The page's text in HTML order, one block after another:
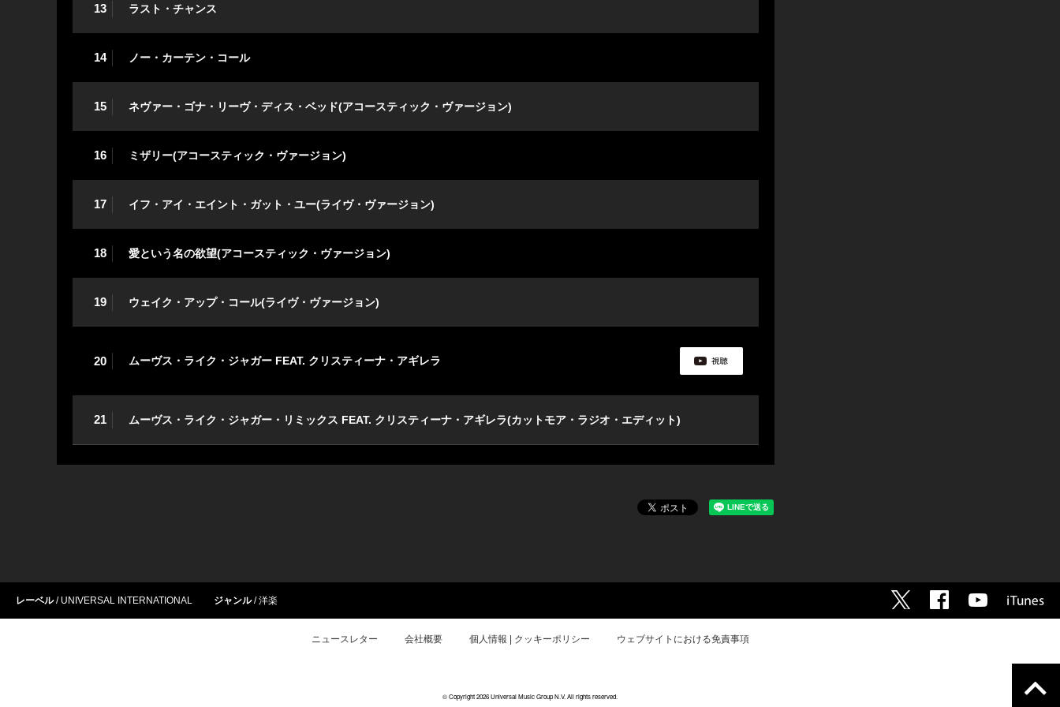
13 ラスト・チャンス
14 ノー・カーテン・コール
15 ネヴァー・ゴナ・リーヴ・ディス・ベッド(アコースティック・ヴァージョン)
16 ミザリー(アコースティック・ヴァージョン)
17 イフ・アイ・エイント・ガット・ユー(ライヴ・ヴァージョン)
18 愛という名の欲望(アコースティック・ヴァージョン)
19 ウェイク・アップ・コール(ライヴ・ヴァージョン)
20 ムーヴス・ライク・ジャガー FEAT. クリスティーナ・アギレラ
21 ムーヴス・ライク・ジャガー・リミックス FEAT. クリスティーナ・アギレラ(カットモア・ラジオ・エディット)
レーベル UNIVERSAL INTERNATIONAL ジャンル 洋楽
ニュースレター 会社概要 個人情報 | クッキーポリシー ウェブサイトにおける免責事項
© Copyright 2026 Universal Music Group N.V. All rights reserved.